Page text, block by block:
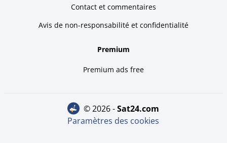
Contact et commentaires
Avis de non-responsabilité et confidentialité
Premium
Premium ads free
© 2026 - sat24.com
Paramètres des cookies